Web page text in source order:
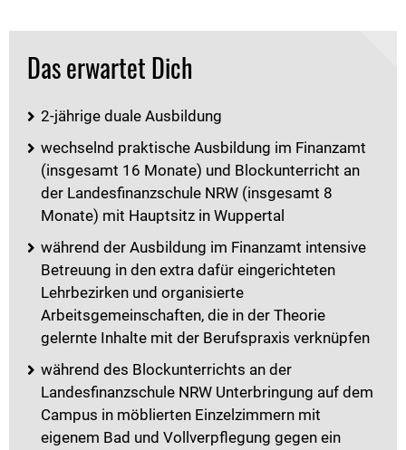
Das erwartet Dich
2-jährige duale Ausbildung
wechselnd praktische Ausbildung im Finanzamt
(insgesamt 16 Monate) und Blockunterricht an
der Landesfinanzschule NRW (insgesamt 8
Monate) mit Hauptsitz in Wuppertal
während der Ausbildung im Finanzamt intensive
Betreuung in den extra dafür eingerichteten
Lehrbezirken und organisierte
Arbeitsgemeinschaften, die in der Theorie
gelernte Inhalte mit der Berufspraxis verknüpfen
während des Blockunterrichts an der
Landesfinanzschule NRW Unterbringung auf dem
Campus in möblierten Einzelzimmern mit
eigenem Bad und Vollverpflegung gegen ein